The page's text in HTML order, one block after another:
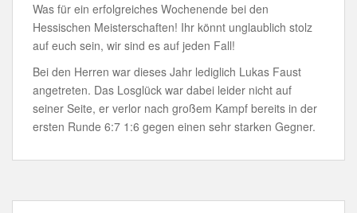
Was für ein erfolgreiches Wochenende bei den
Hessischen Meisterschaften! Ihr könnt unglaublich stolz
auf euch sein, wir sind es auf jeden Fall!
Bei den Herren war dieses Jahr lediglich Lukas Faust
angetreten. Das Losglück war dabei leider nicht auf
seiner Seite, er verlor nach großem Kampf bereits in der
ersten Runde 6:7 1:6 gegen einen sehr starken Gegner.